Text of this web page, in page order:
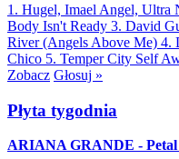
1. Hugel, Imael Angel, Ultra
Body Isn't Ready 3. David
River (Angels Above Me) 4.
Chico 5. Temper City Self
Zobacz Głosuj »
Płyta tygodnia
ARIANA GRANDE - Petal